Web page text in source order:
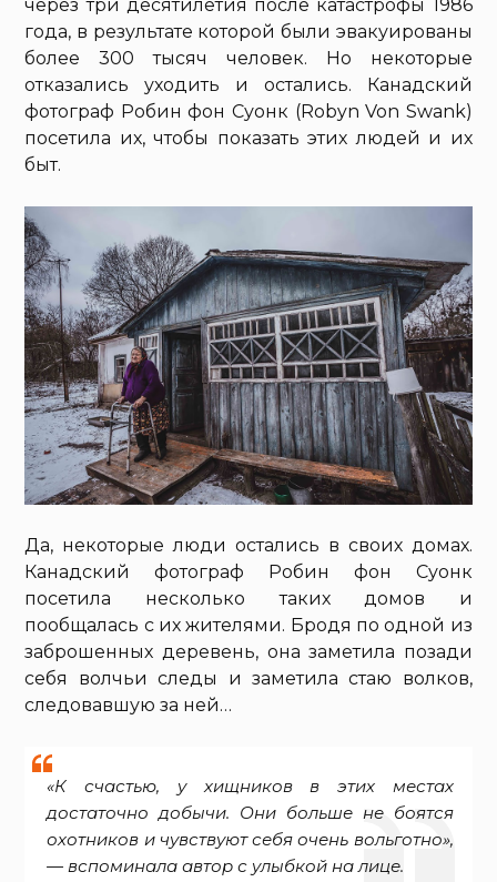
через три десятилетия после катастрофы 1986
года, в результате которой были эвакуированы
более 300 тысяч человек. Но некоторые
отказались уходить и остались. Канадский
фотограф Робин фон Суонк (Robyn Von Swank)
посетила их, чтобы показать этих людей и их
быт.
Да, некоторые люди остались в своих домах.
Канадский фотограф Робин фон Суонк
посетила несколько таких домов и
пообщалась с их жителями. Бродя по одной из
заброшенных деревень, она заметила позади
себя волчьи следы и заметила стаю волков,
следовавшую за ней…
«К счастью, у хищников в этих местах
достаточно добычи. Они больше не боятся
охотников и чувствуют себя очень вольготно»,
— вспоминала автор с улыбкой на лице.